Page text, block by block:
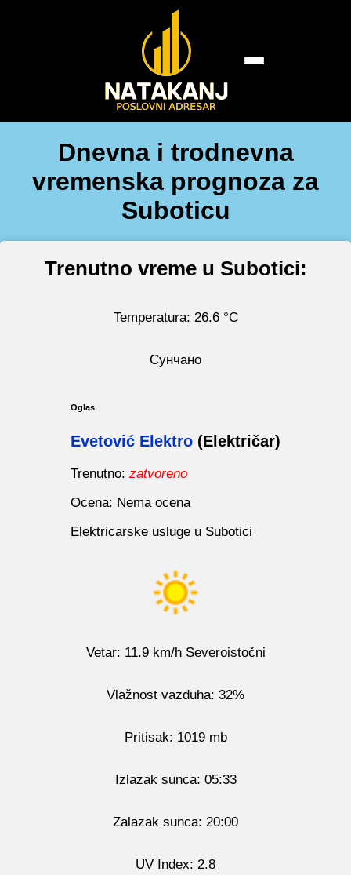
Dnevna i trodnevna
vremenska prognoza za
Suboticu
Trenutno vreme u Subotici:
Temperatura: 26.6 °C
Сунчано
Oglas
Evetović Elektro (Električar)
Trenutno: zatvoreno
Ocena: Nema ocena
Elektricarske usluge u Subotici
Vetar: 11.9 km/h Severoistočni
Vlažnost vazduha: 32%
Pritisak: 1019 mb
Izlazak sunca: 05:33
Zalazak sunca: 20:00
UV Index: 2.8